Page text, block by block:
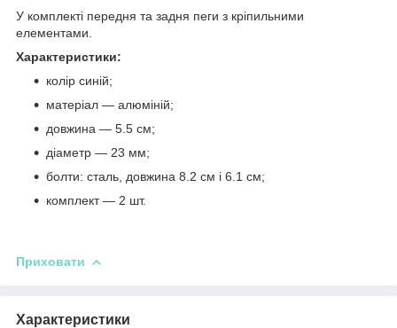
У комплекті передня та задня пеги з кріпильними
елементами.
Характеристики:
колір синій;
матеріал — алюміній;
довжина — 5.5 см;
діаметр — 23 мм;
болти: сталь, довжина 8.2 см і 6.1 см;
комплект — 2 шт.
Приховати
Характеристики